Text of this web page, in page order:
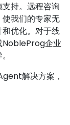
持。远程咨询
我们的专家无
优化。对于线
NobleProg企业
解决方案，